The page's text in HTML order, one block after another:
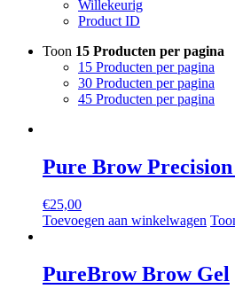
TALLOW + ASH
Overig
Huidconditie
Huidtype
Merken
Willekeurig
Product ID
Toon 15 Producten per pagina
15 Producten per pagina
30 Producten per pagina
45 Producten per pagina
Pure Brow
€25,00
Toevoegen aan winkelwagen
PureBrow Brow Gel